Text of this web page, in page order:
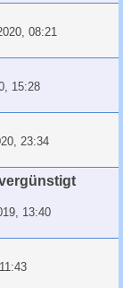
08:21
15:28
23:34
13:40